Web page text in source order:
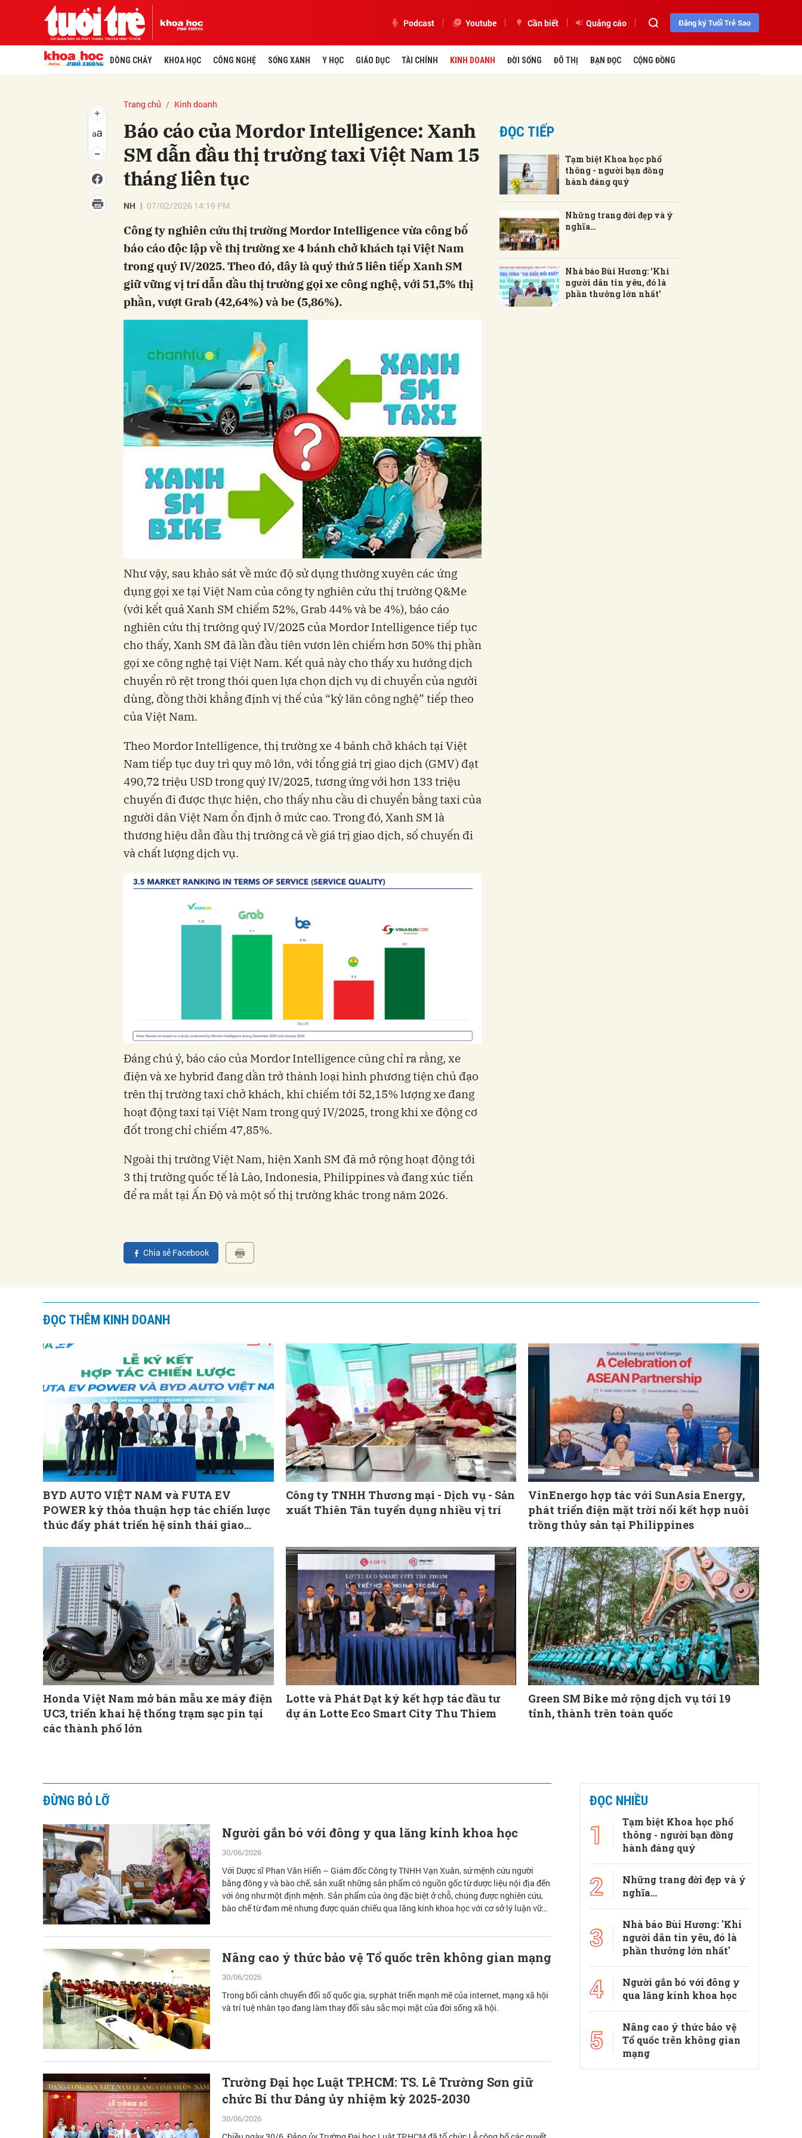
Podcast Youtube Cần biết Quảng cáo Đăng ký Tuổi Trẻ Sao
DÒNG CHẢY KHOA HỌC CÔNG NGHỆ SỐNG XANH Y HỌC GIÁO DỤC TÀI CHÍNH KINH DOANH ĐỜI SỐNG ĐÔ THỊ BẠN ĐỌC CỘNG ĐỒNG
Trang chủ Kinh doanh
Báo cáo của Mordor Intelligence: Xanh
SM dẫn đầu thị trường taxi Việt Nam 15
tháng liên tục
NH 07/02/2026 14:19 PM
Công ty nghiên cứu thị trường Mordor Intelligence vừa công bố
báo cáo độc lập về thị trường xe 4 bánh chở khách tại Việt Nam
trong quý IV/2025. Theo đó, đây là quý thứ 5 liên tiếp Xanh SM
giữ vững vị trí dẫn đầu thị trường gọi xe công nghệ, với 51,5% thị
phần, vượt Grab (42,64%) và be (5,86%).
Như vậy, sau khảo sát về mức độ sử dụng thường xuyên các ứng
dụng gọi xe tại Việt Nam của công ty nghiên cứu thị trường Q&Me
(với kết quả Xanh SM chiếm 52%, Grab 44% và be 4%), báo cáo
nghiên cứu thị trường quý IV/2025 của Mordor Intelligence tiếp tục
cho thấy, Xanh SM đã lần đầu tiên vươn lên chiếm hơn 50% thị phần
gọi xe công nghệ tại Việt Nam. Kết quả này cho thấy xu hướng dịch
chuyển rõ rệt trong thói quen lựa chọn dịch vụ di chuyển của người
dùng, đồng thời khẳng định vị thế của “kỳ lân công nghệ” tiếp theo
của Việt Nam.
Theo Mordor Intelligence, thị trường xe 4 bánh chở khách tại Việt
Nam tiếp tục duy trì quy mô lớn, với tổng giá trị giao dịch (GMV) đạt
490,72 triệu USD trong quý IV/2025, tương ứng với hơn 133 triệu
chuyến đi được thực hiện, cho thấy nhu cầu di chuyển bằng taxi của
người dân Việt Nam ổn định ở mức cao. Trong đó, Xanh SM là
thương hiệu dẫn đầu thị trường cả về giá trị giao dịch, số chuyến đi
và chất lượng dịch vụ.
Đáng chú ý, báo cáo của Mordor Intelligence cũng chỉ ra rằng, xe
điện và xe hybrid đang dần trở thành loại hình phương tiện chủ đạo
trên thị trường taxi chở khách, khi chiếm tới 52,15% lượng xe đang
hoạt động taxi tại Việt Nam trong quý IV/2025, trong khi xe động cơ
đốt trong chỉ chiếm 47,85%.
Ngoài thị trường Việt Nam, hiện Xanh SM đã mở rộng hoạt động tới
3 thị trường quốc tế là Lào, Indonesia, Philippines và đang xúc tiến
để ra mắt tại Ấn Độ và một số thị trường khác trong năm 2026.
Chia sẻ Facebook
ĐỌC TIẾP
Tạm biệt Khoa học phổ
thông - người bạn đồng
hành đáng quý
Những trang đời đẹp và ý
nghĩa…
Nhà báo Bùi Hương: 'Khi
người dân tin yêu, đó là
phần thưởng lớn nhất'
ĐỌC THÊM KINH DOANH
BYD AUTO VIỆT NAM và FUTA EV
POWER ký thỏa thuận hợp tác chiến lược
thúc đẩy phát triển hệ sinh thái giao
Công ty TNHH Thương mại - Dịch vụ - Sản
xuất Thiên Tân tuyển dụng nhiều vị trí
VinEnergo hợp tác với SunAsia Energy,
phát triển điện mặt trời nổi kết hợp nuôi
trồng thủy sản tại Philippines
Honda Việt Nam mở bán mẫu xe máy điện
UC3, triển khai hệ thống trạm sạc pin tại
các thành phố lớn
Lotte và Phát Đạt ký kết hợp tác đầu tư
dự án Lotte Eco Smart City Thu Thiem
Green SM Bike mở rộng dịch vụ tới 19
tỉnh, thành trên toàn quốc
ĐỪNG BỎ LỠ
Người gắn bó với đông y qua lăng kính khoa học
30/06/2026
Với Dược sĩ Phan Văn Hiển – Giám đốc Công ty TNHH Vạn Xuân, sứ mệnh cứu người
bằng đông y và bào chế, sản xuất những sản phẩm có nguồn gốc từ dược liệu nội địa đến
với ông như một định mệnh. Sản phẩm của ông đặc biệt ở chỗ, chúng được nghiên cứu,
bào chế từ đam mê nhưng được quán chiếu qua lăng kính khoa học với cơ sở lý luận vững
Nâng cao ý thức bảo vệ Tổ quốc trên không gian mạng
30/06/2026
Trong bối cảnh chuyển đổi số quốc gia, sự phát triển mạnh mẽ của internet, mạng xã hội
và trí tuệ nhân tạo đang làm thay đổi sâu sắc mọi mặt của đời sống xã hội.
Trường Đại học Luật TP.HCM: TS. Lê Trường Sơn giữ
chức Bí thư Đảng ủy nhiệm kỳ 2025-2030
30/06/2026
ĐỌC NHIỀU
1
Tạm biệt Khoa học phổ
thông - người bạn đồng
hành đáng quý
2
Những trang đời đẹp và ý
nghĩa…
3
Nhà báo Bùi Hương: 'Khi
người dân tin yêu, đó là
phần thưởng lớn nhất'
4
Người gắn bó với đông y
qua lăng kính khoa học
5
Nâng cao ý thức bảo vệ
Tổ quốc trên không gian
mạng